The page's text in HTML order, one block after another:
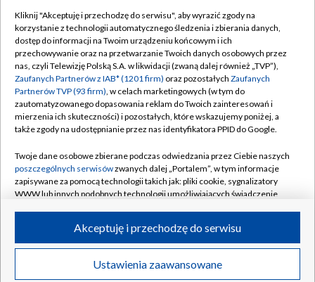
TVP
Abonament TVP
Emisja w TVP
Centrum informacji TVP
Naziemna Telewizja Cyfrowa
Rada Programowa
System NOS
Informacje o nadawcy
Program dla prasy
Ogłoszenie przetargowe
Regulamin TVP
Polityka prywatności
Moje zgody
Pomoc
Kontakt
Kanały
©2026 Telewizja Polska S.A. w likwidacji
Kliknij "Akceptuję i przechodzę do serwisu", aby wyrazić zgody na
korzystanie z technologii automatycznego śledzenia i zbierania danych,
dostęp do informacji na Twoim urządzeniu końcowym i ich
przechowywanie oraz na przetwarzanie Twoich danych osobowych przez
nas, czyli Telewizję Polską S.A. w likwidacji (zwaną dalej również „TVP”),
Zaufanych Partnerów z IAB* (1201 firm) oraz pozostałych Zaufanych
Partnerów TVP (93 firm), w celach marketingowych (w tym do
zautomatyzowanego dopasowania reklam do Twoich zainteresowań i
mierzenia ich skuteczności) i pozostałych, które wskazujemy poniżej, a
także zgody na udostępnianie przez nas identyfikatora PPID do Google.
Twoje dane osobowe zbierane podczas odwiedzania przez Ciebie naszych
poszczególnych serwisówzwanych dalej „Portalem”, w tym informacje
zapisywane za pomocą technologii takich jak: pliki cookie, sygnalizatory
WWW lub innych podobnych technologii umożliwiających świadczenie
ruchu w Internecie.
Twoje dane osobowe zbierane podczas odwiedzania przez Ciebie
poszczególnych serwisówna Portalu, takie jak adresy IP, identyfikatory
Ustawienia zaawansowane
Akceptuję i przechodzę do serwisu